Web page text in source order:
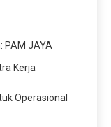
PAM JAYA
Kerja
Operasional